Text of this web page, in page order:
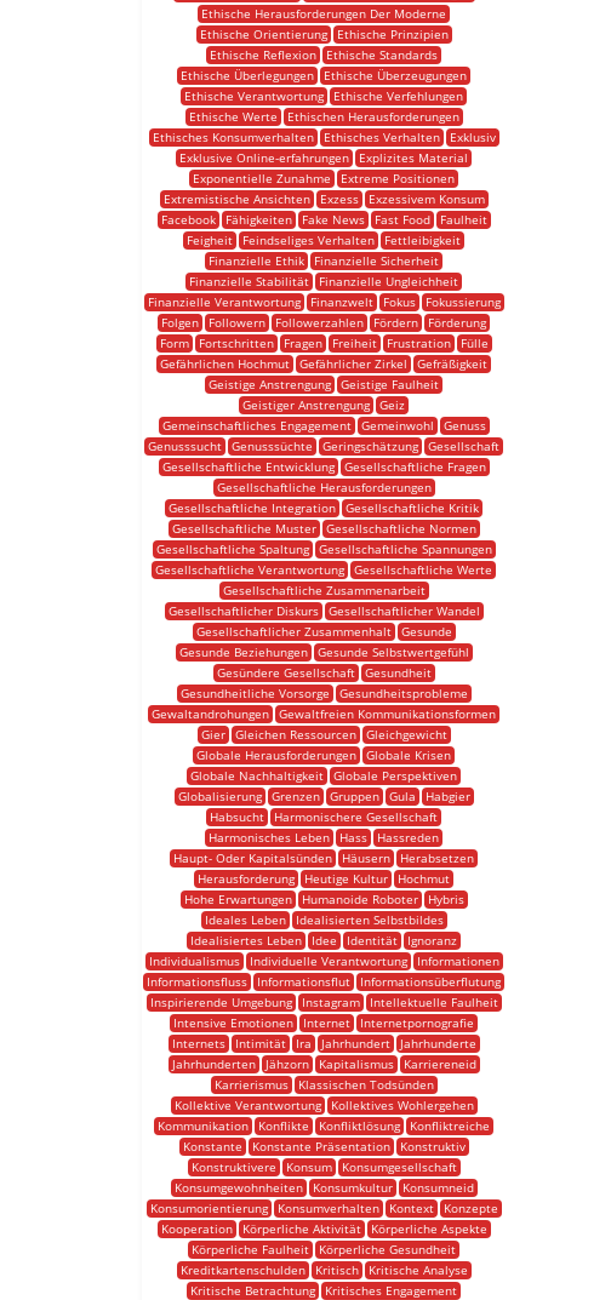
Ethische Herausforderungen Der Moderne
Ethische Orientierung
Ethische Prinzipien
Ethische Reflexion
Ethische Standards
Ethische Überlegungen
Ethische Überzeugungen
Ethische Verantwortung
Ethische Verfehlungen
Ethische Werte
Ethischen Herausforderungen
Ethisches Konsumverhalten
Ethisches Verhalten
Exklusiv
Exklusive Online-erfahrungen
Explizites Material
Exponentielle Zunahme
Extreme Positionen
Extremistische Ansichten
Exzess
Exzessivem Konsum
Facebook
Fähigkeiten Fake News Fast Food
Faulheit
Feigheit
Feindseliges Verhalten
Fettleibigkeit
Finanzielle Ethik
Finanzielle Sicherheit
Finanzielle Stabilität
Finanzielle Ungleichheit
Finanzielle Verantwortung
Finanzwelt Fokus
Fokussierung
Folgen
Followern Followerzahlen Fördern
Förderung
Form
Fortschritten Fragen Freiheit Frustration
Fülle
Gefährlichen Hochmut Gefährlicher Zirkel
Gefräßigkeit
Geistige Anstrengung Geistige Faulheit
Geistiger Anstrengung Geiz
Gemeinschaftliches Engagement
Gemeinwohl
Genuss
Genusssucht Genusssüchte Geringschätzung Gesellschaft
Gesellschaftliche Entwicklung
Gesellschaftliche Fragen
Gesellschaftliche Herausforderungen
Gesellschaftliche Integration Gesellschaftliche Kritik
Gesellschaftliche Muster
Gesellschaftliche Normen
Gesellschaftliche Spaltung
Gesellschaftliche Spannungen
Gesellschaftliche Verantwortung Gesellschaftliche Werte
Gesellschaftliche Zusammenarbeit
Gesellschaftlicher Diskurs
Gesellschaftlicher Wandel
Gesellschaftlicher Zusammenhalt
Gesunde
Gesunde Beziehungen
Gesunde Selbstwertgefühl
Gesündere Gesellschaft
Gesundheit
Gesundheitliche Vorsorge
Gesundheitsprobleme
Gewaltandrohungen Gewaltfreien Kommunikationsformen
Gier
Gleichen Ressourcen
Gleichgewicht
Globale Herausforderungen Globale Krisen
Globale Nachhaltigkeit Globale Perspektiven
Globalisierung
Grenzen Gruppen Gula
Habgier
Habsucht
Harmonischere Gesellschaft
Harmonisches Leben
Hass
Hassreden
Haupt- Oder Kapitalsünden
Häusern
Herabsetzen
Herausforderung
Heutige Kultur
Hochmut
Hohe Erwartungen
Humanoide Roboter
Hybris
Ideales Leben
Idealisierten Selbstbildes
Idealisiertes Leben
Idee Identität
Ignoranz
Individualismus
Individuelle Verantwortung
Informationen
Informationsfluss
Informationsflut
Informationsüberflutung
Inspirierende Umgebung
Instagram
Intellektuelle Faulheit
Intensive Emotionen
Internet
Internetpornografie
Internets
Intimität Ira Jahrhundert
Jahrhunderte
Jahrhunderten
Jähzorn Kapitalismus
Karriereneid
Karrierismus
Klassischen Todsünden
Kollektive Verantwortung
Kollektives Wohlergehen
Kommunikation
Konflikte Konfliktlösung
Konfliktreiche
Konstante
Konstante Präsentation
Konstruktiv
Konstruktivere
Konsum
Konsumgesellschaft
Konsumgewohnheiten
Konsumkultur
Konsumneid
Konsumorientierung
Konsumverhalten Kontext
Konzepte
Kooperation
Körperliche Aktivität
Körperliche Aspekte
Körperliche Faulheit
Körperliche Gesundheit
Kreditkartenschulden
Kritisch
Kritische Analyse
Kritische Betrachtung
Kritisches Engagement